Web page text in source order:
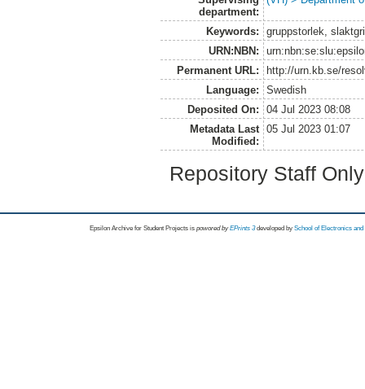
department:
Keywords:
gruppstorlek,
URN:NBN:
Permanent URL:
http://urn.kb.se/
Language:
Swedish
Deposited On:
04 Jul 2023 08:08
Metadata Last
Modified:
05 Jul 2023 01:07
Repository Staff
Epsilon Archive for Student Projects is powored byEPrints 3 developed by School of Electronics